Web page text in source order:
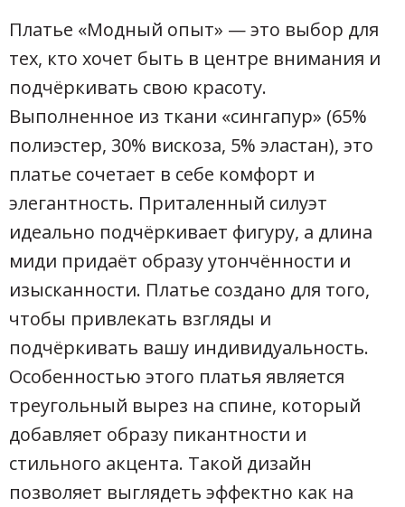
Платье «Модный опыт» — это выбор для
тех, кто хочет быть в центре внимания и
подчёркивать свою красоту.
Выполненное из ткани «сингапур» (65%
полиэстер, 30% вискоза, 5% эластан), это
платье сочетает в себе комфорт и
элегантность. Приталенный силуэт
идеально подчёркивает фигуру, а длина
миди придаёт образу утончённости и
изысканности. Платье создано для того,
чтобы привлекать взгляды и
подчёркивать вашу индивидуальность.
Особенностью этого платья является
треугольный вырез на спине, который
добавляет образу пикантности и
стильного акцента. Такой дизайн
позволяет выглядеть эффектно как на